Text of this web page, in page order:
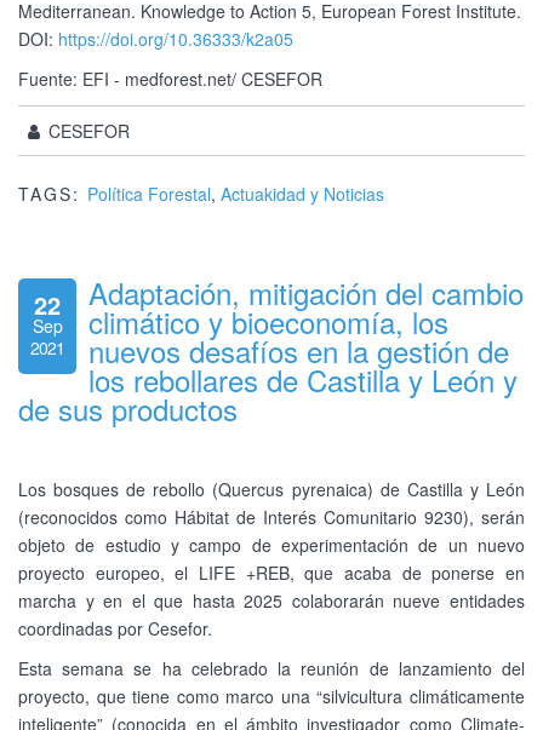
Mediterranean. Knowledge to Action 5, European Forest Institute.
DOI: https://doi.org/10.36333/k2a05
Fuente: EFI - medforest.net/ CESEFOR
CESEFOR
TAGS: Política Forestal, Actuakidad y Noticias
22
Sep
2021
Adaptación, mitigación del cambio
climático y bioeconomía, los
nuevos desafíos en la gestión de
los rebollares de Castilla y León y
de sus productos
Los bosques de rebollo (Quercus pyrenaica) de Castilla y León
(reconocidos como Hábitat de Interés Comunitario 9230), serán
objeto de estudio y campo de experimentación de un nuevo
proyecto europeo, el LIFE +REB, que acaba de ponerse en
marcha y en el que hasta 2025 colaborarán nueve entidades
coordinadas por Cesefor.
Esta semana se ha celebrado la reunión de lanzamiento del
proyecto, que tiene como marco una “silvicultura climáticamente
inteligente” (conocida en el ámbito investigador como Climate-